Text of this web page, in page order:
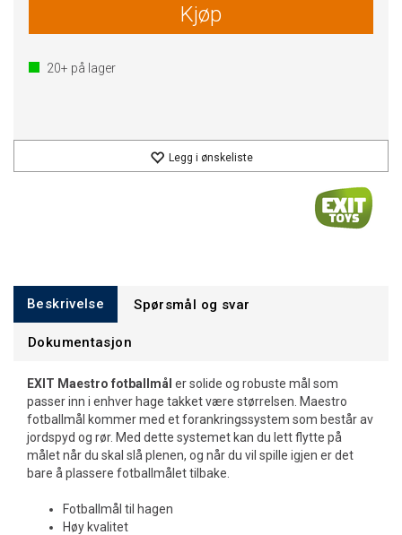
Kjøp
20+ på lager
Legg i ønskeliste
Beskrivelse Spørsmål og svar
Dokumentasjon
EXIT Maestro fotballmål er solide og robuste mål som
passer inn i enhver hage takket være størrelsen. Maestro
fotballmål kommer med et forankringssystem som består av
jordspyd og rør. Med dette systemet kan du lett flytte på
målet når du skal slå plenen, og når du vil spille igjen er det
bare å plassere fotballmålet tilbake.
Fotballmål til hagen
Høy kvalitet